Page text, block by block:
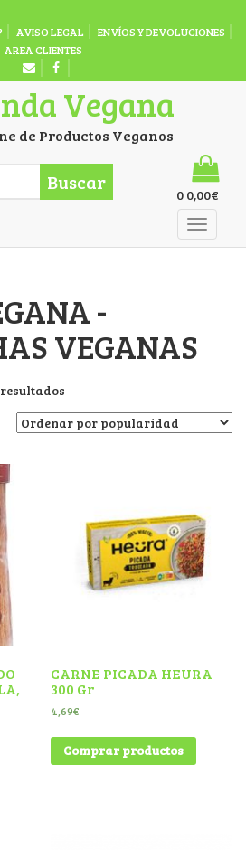
AVISO LEGAL
ENVÍOS Y DEVOLUCIONES
AREA CLIENTES
Vegana
de Productos Veganos
Buscar
0 0,00€
-
VEGANAS
CARNE PICADA HEURA
300 Gr
4,69€
Comprar productos